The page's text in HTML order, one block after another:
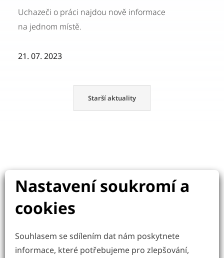
Uchazeči o práci najdou nově informace
na jednom místě.
21. 07. 2023
Starší aktuality
Nastavení soukromí a
cookies
Souhlasem se sdílením dat nám poskytnete
informace, které potřebujeme pro zlepšování,